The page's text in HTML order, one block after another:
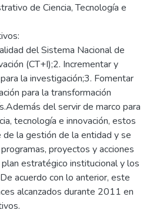
de Ciencia, Tecnología e
del Sistema Nacional de
(CT+I);2. Incrementar y
la investigación;3. Fomentar
para la transformación
del servir de marco para
tecnología e innovación, estos
la gestión de la entidad y se
proyectos y acciones
estratégico institucional y los
acuerdo con lo anterior, este
alcanzados durante 2011 en